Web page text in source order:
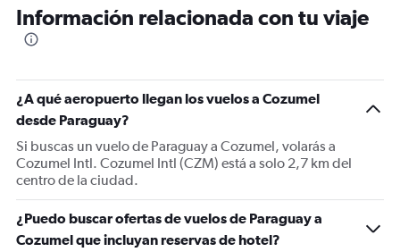
Información relacionada con tu viaje
¿A qué aeropuerto llegan los vuelos a Cozumel
desde Paraguay?
Si buscas un vuelo de Paraguay a Cozumel, volarás a
Cozumel Intl. Cozumel Intl (CZM) está a solo 2,7 km del
centro de la ciudad.
¿Puedo buscar ofertas de vuelos de Paraguay a
Cozumel que incluyan reservas de hotel?